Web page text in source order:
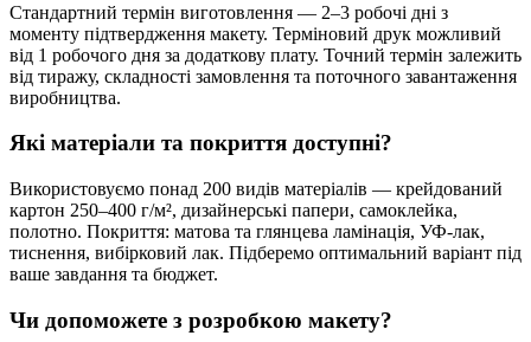
Стандартний термін виготовлення — 2–3 робочі дні з
моменту підтвердження макету. Терміновий друк можливий
від 1 робочого дня за додаткову плату. Точний термін залежить
від тиражу, складності замовлення та поточного завантаження
виробництва.
Які матеріали та покриття доступні?
Використовуємо понад 200 видів матеріалів — крейдований
картон 250–400 г/м², дизайнерські папери, самоклейка,
полотно. Покриття: матова та глянцева ламінація, УФ-лак,
тиснення, вибірковий лак. Підберемо оптимальний варіант під
ваше завдання та бюджет.
Чи допоможете з розробкою макету?